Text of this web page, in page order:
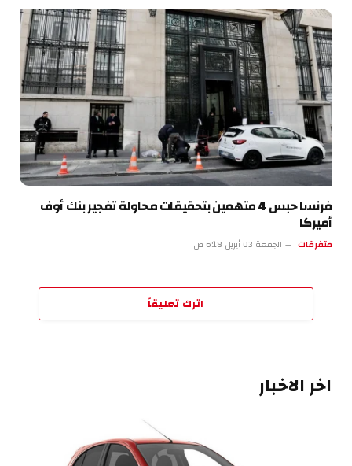
فرنسا حبس 4 متهمين بتحقيقات محاولة تفجير بنك أوف
أميركا
متفرقات الجمعة 03 أبريل 6:18 ص
اترك تعليقاً
اخر الاخبار